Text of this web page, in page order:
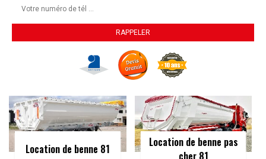
Location de benne 81
Location de benne pas
cher 81